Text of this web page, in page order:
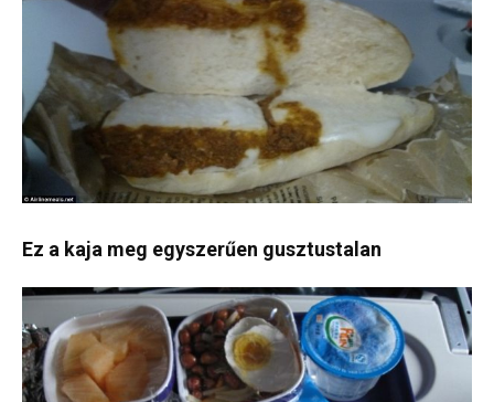
Ez a kaja meg egyszerűen gusztustalan